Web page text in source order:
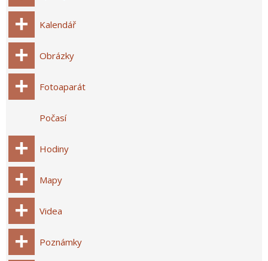
Kalendář
Obrázky
Fotoaparát
Počasí
Hodiny
Mapy
Videa
Poznámky